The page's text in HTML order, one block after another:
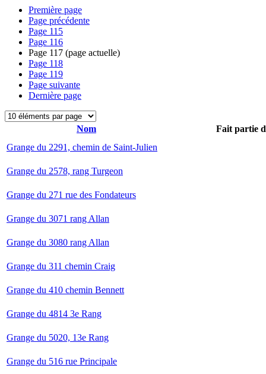
Première page
Page précédente
Page 115
Page 116
Page 117 (page actuelle)
Page 118
Page 119
Page suivante
Dernière page
Nom
Fait partie
Grange du 2291, chemin de Saint-Julien
Grange du 2578, rang Turgeon
Grange du 271 rue des Fondateurs
Grange du 3071 rang Allan
Grange du 3080 rang Allan
Grange du 311 chemin Craig
Grange du 410 chemin Bennett
Grange du 4814 3e Rang
Grange du 5020, 13e Rang
Grange du 516 rue Principale